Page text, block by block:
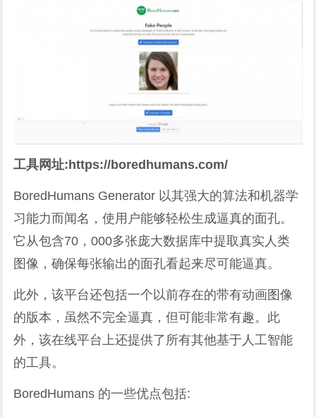
工具网址:https://boredhumans.com/
BoredHumans Generator 以其强大的算法和机器学
习能力而闻名，使用户能够轻松生成逼真的面孔。
它从包含70，000多张庞大数据库中提取真实人类
图像，确保每张输出的面孔看起来尽可能逼真。
此外，该平台还包括一个以前存在的带有动画图像
的版本，虽然不完全逼真，但可能非常有趣。此
外，该在线平台上还提供了所有其他基于人工智能
的工具。
BoredHumans 的一些优点包括: